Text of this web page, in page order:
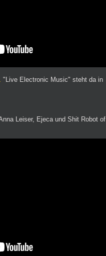
"Live Electronic Music" steht da in
Leiser, Ejeca und Shit Robot of